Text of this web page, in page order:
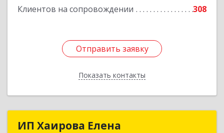
Клиентов на сопровождении 308
Отправить заявку
Показать контакты
Подробнее
Отправить заявку
Назад
ИП Хаирова ЕленаИП Хаирова Елена